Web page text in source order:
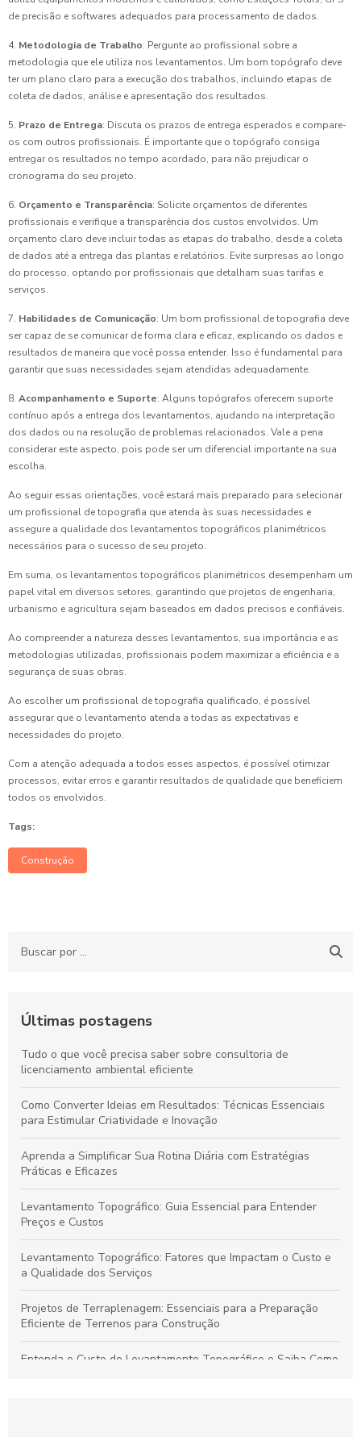
de precisão e softwares adequados para processamento de dados.
4. Metodologia de Trabalho: Pergunte ao profissional sobre a
metodologia que ele utiliza nos levantamentos. Um bom topógrafo deve
ter um plano claro para a execução dos trabalhos, incluindo etapas de
coleta de dados, análise e apresentação dos resultados.
5. Prazo de Entrega: Discuta os prazos de entrega esperados e compare-
os com outros profissionais. É importante que o topógrafo consiga
entregar os resultados no tempo acordado, para não prejudicar o
cronograma do seu projeto.
6. Orçamento e Transparência: Solicite orçamentos de diferentes
profissionais e verifique a transparência dos custos envolvidos. Um
orçamento claro deve incluir todas as etapas do trabalho, desde a coleta
de dados até a entrega das plantas e relatórios. Evite surpresas ao longo
do processo, optando por profissionais que detalham suas tarifas e
serviços.
7. Habilidades de Comunicação: Um bom profissional de topografia deve
ser capaz de se comunicar de forma clara e eficaz, explicando os dados e
resultados de maneira que você possa entender. Isso é fundamental para
garantir que suas necessidades sejam atendidas adequadamente.
8. Acompanhamento e Suporte: Alguns topógrafos oferecem suporte
contínuo após a entrega dos levantamentos, ajudando na interpretação
dos dados ou na resolução de problemas relacionados. Vale a pena
considerar este aspecto, pois pode ser um diferencial importante na sua
escolha.
Ao seguir essas orientações, você estará mais preparado para selecionar
um profissional de topografia que atenda às suas necessidades e
assegure a qualidade dos levantamentos topográficos planimétricos
necessários para o sucesso de seu projeto.
Em suma, os levantamentos topográficos planimétricos desempenham um
papel vital em diversos setores, garantindo que projetos de engenharia,
urbanismo e agricultura sejam baseados em dados precisos e confiáveis.
Ao compreender a natureza desses levantamentos, sua importância e as
metodologias utilizadas, profissionais podem maximizar a eficiência e a
segurança de suas obras.
Ao escolher um profissional de topografia qualificado, é possível
assegurar que o levantamento atenda a todas as expectativas e
necessidades do projeto.
Com a atenção adequada a todos esses aspectos, é possível otimizar
processos, evitar erros e garantir resultados de qualidade que beneficiem
todos os envolvidos.
Tags:
Construção
Últimas postagens
Tudo o que você precisa saber sobre consultoria de
licenciamento ambiental eficiente
Como Converter Ideias em Resultados: Técnicas Essenciais
para Estimular Criatividade e Inovação
Aprenda a Simplificar Sua Rotina Diária com Estratégias
Práticas e Eficazes
Levantamento Topográfico: Guia Essencial para Entender
Preços e Custos
Levantamento Topográfico: Fatores que Impactam o Custo e
a Qualidade dos Serviços
Projetos de Terraplenagem: Essenciais para a Preparação
Eficiente de Terrenos para Construção
Entenda o Custo do Levantamento Topográfico e Saiba Como